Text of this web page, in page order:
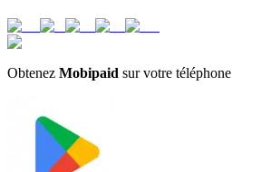
Obtenez Mobipaid sur votre téléphone